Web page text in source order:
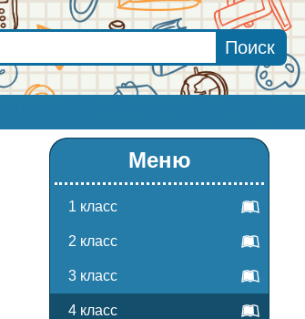
Меню
1 класс
2 класс
3 класс
4 класс